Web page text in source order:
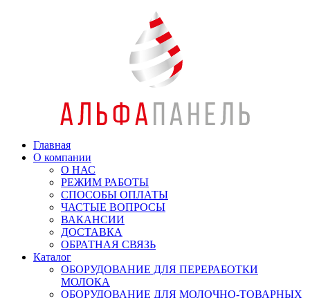
Главная
О компании
О НАС
РЕЖИМ РАБОТЫ
СПОСОБЫ ОПЛАТЫ
ЧАСТЫЕ ВОПРОСЫ
ВАКАНСИИ
ДОСТАВКА
ОБРАТНАЯ СВЯЗЬ
Каталог
ОБОРУДОВАНИЕ ДЛЯ ПЕРЕРАБОТКИ
МОЛОКА
ОБОРУДОВАНИЕ ДЛЯ МОЛОЧНО-ТОВАРНЫХ